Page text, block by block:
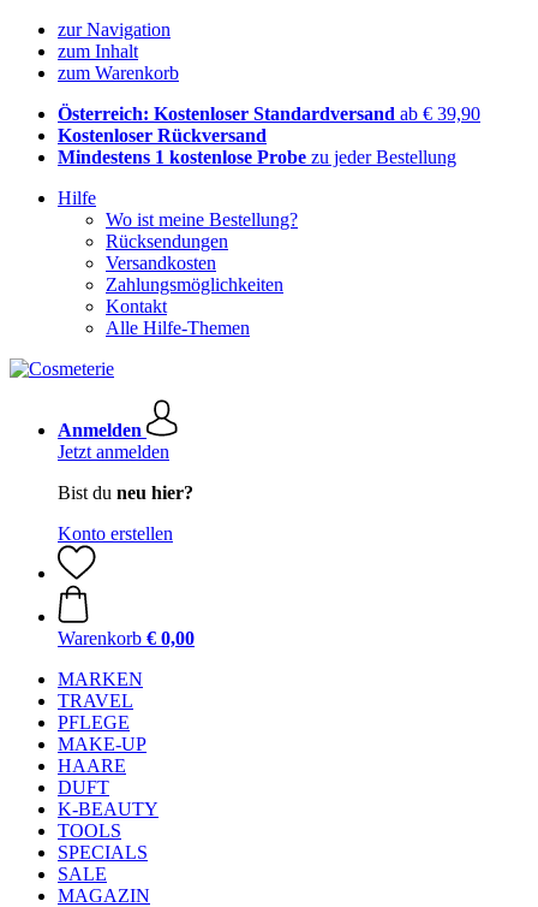
zur Navigation
zum Inhalt
zum Warenkorb
Österreich: Kostenloser Standardversand ab € 39,90
Kostenloser Rückversand
Mindestens 1 kostenlose Probe zu jeder Bestellung
Hilfe
Wo ist meine Bestellung?
Rücksendungen
Versandkosten
Zahlungsmöglichkeiten
Kontakt
Alle Hilfe-Themen
Anmelden
Jetzt anmelden
Bist du neu hier?
Konto erstellen
Warenkorb € 0,00
MARKEN
TRAVEL
PFLEGE
MAKE-UP
HAARE
DUFT
K-BEAUTY
TOOLS
SPECIALS
SALE
MAGAZIN